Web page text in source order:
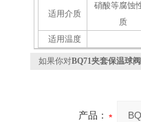
适用介质
硝酸等腐蚀
质
适用温度
如果你对BQ71夹套保温球阀
产品：